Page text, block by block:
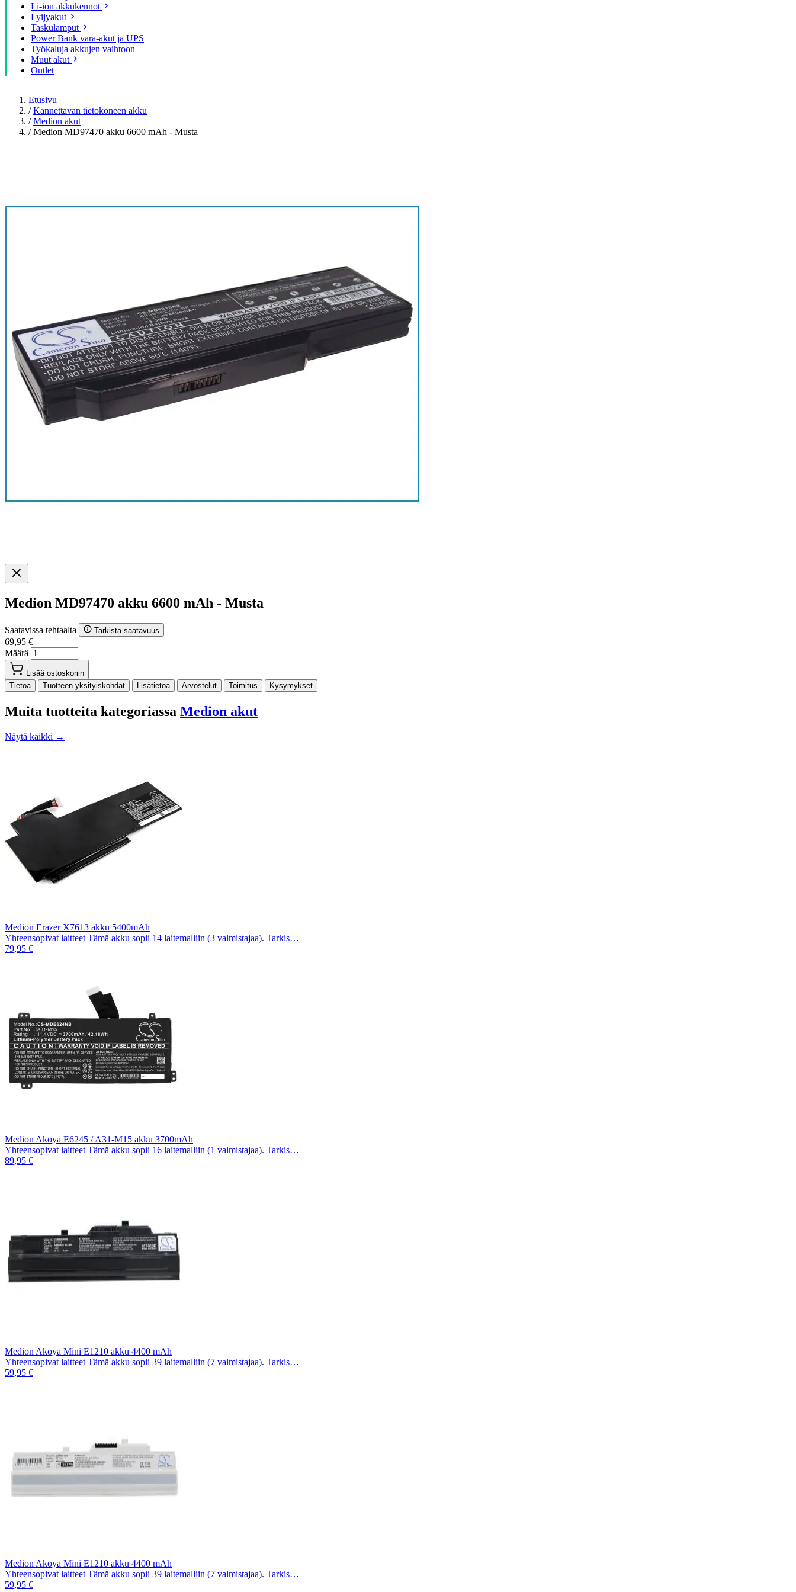
Li-ion akkukennot
Lyijyakut
Taskulamput
Power Bank vara-akut ja UPS
Työkaluja akkujen vaihtoon
Muut akut
Outlet
Etusivu
/ Kannettavan tietokoneen akku
/ Medion akut
/ Medion MD97470 akku 6600 mAh - Musta
Medion MD97470 akku 6600 mAh - Musta
Saatavissa tehtaalta Tarkista saatavuus
69,95 €
Määrä
Lisää ostoskoriin
Tietoa
Tuotteen yksityiskohdat Lisätietoa Arvostelut Toimitus Kysymykset
Muita tuotteita kategoriassa Medion akut
Näytä kaikki →
Medion Erazer X7613 akku 5400mAh
Yhteensopivat laitteet Tämä akku sopii 14 laitemalliin (3 valmistajaa). Tarkis…
79,95 €
Medion Akoya E6245 / A31-M15 akku 3700mAh
Yhteensopivat laitteet Tämä akku sopii 16 laitemalliin (1 valmistajaa). Tarkis…
89,95 €
Medion Akoya Mini E1210 akku 4400 mAh
Yhteensopivat laitteet Tämä akku sopii 39 laitemalliin (7 valmistajaa). Tarkis…
59,95 €
Medion Akoya Mini E1210 akku 4400 mAh
Yhteensopivat laitteet Tämä akku sopii 39 laitemalliin (7 valmistajaa). Tarkis…
59,95 €